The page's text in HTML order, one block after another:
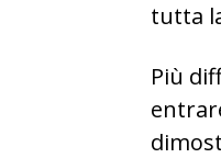
tutta
Più